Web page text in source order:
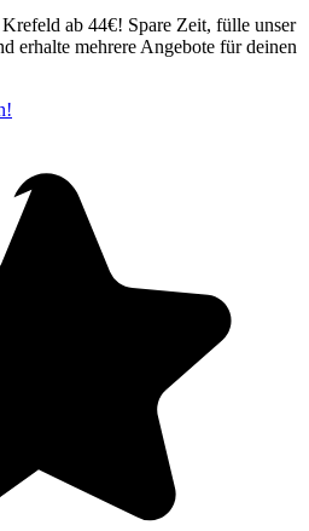
ab 44€! Spare Zeit, fülle unser
erhalte mehrere Angebote für deinen